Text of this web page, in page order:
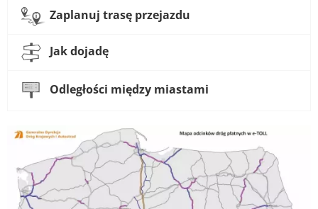
Zaplanuj trasę przejazdu
Jak dojadę
Odległości między miastami